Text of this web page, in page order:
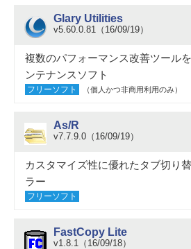
Glary Utilities
v5.60.0.81（16/09/19）
複数のパフォーマンス改善ツール
ンテナンスソフト
フリーソフト （個人かつ非商用利用のみ）
As/R
v7.7.9.0（16/09/19）
カスタマイズ性に優れたタブ切り
ラー
フリーソフト
FastCopy Lite
v1.8.1（16/09/18）